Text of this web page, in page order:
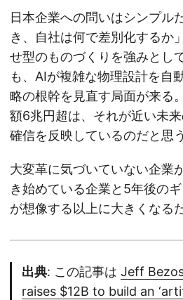
日本企業への問いはシンプル
き、自社は何で差別化するか
せ型のものづくりを強みとし
も、AIが複雑な物理設計を自
略の根幹を見直す局面が来る
額6兆円超は、それが近い未
確信を反映しているのだと思う
大変革に気づいていない企業
き始めている企業と5年後の
が想像する以上に大きくなる
出典: この記事は Jeff
raises $12B to build an